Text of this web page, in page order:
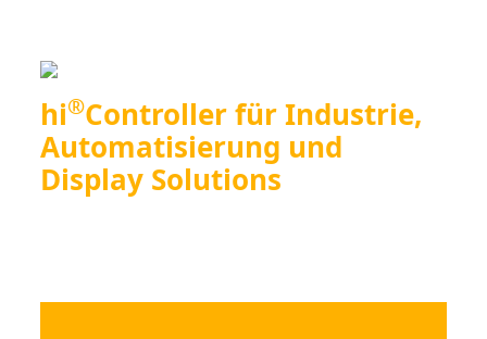
hi®Controller für Industrie,
Automatisierung und
Display Solutions